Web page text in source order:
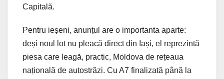
Capitală.
Pentru ieșeni, anunțul are o importanta aparte:
deși noul lot nu pleacă direct din Iași, el reprezintă
piesa care leagă, practic, Moldova de rețeaua
națională de autostrăzi. Cu A7 finalizată până la